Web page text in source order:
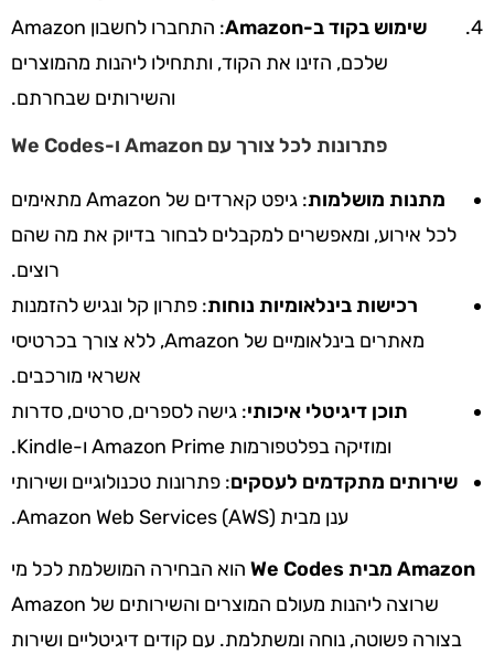
שימוש בקוד ב-Amazon
: התחברו לחשבון Amazon
שלכם, הזינו את הקוד, ותתחילו ליהנות מהמוצרים
והשירותים שבחרתם.
פתרונות לכל צורך עם Amazon ו-We Codes
מתנות מושלמות
: גיפט קארדים של Amazon מתאימים
לכל אירוע, ומאפשרים למקבלים לבחור בדיוק את מה שהם
רוצים.
רכישות בינלאומיות נוחות: פתרון קל ונגיש להזמנות
מאתרים בינלאומיים של Amazon, ללא צורך בכרטיסי
אשראי מורכבים.
תוכן דיגיטלי איכותי: גישה לספרים, סרטים, סדרות
ומוזיקה בפלטפורמות Amazon Prime ו-Kindle.
שירותים מתקדמים לעסקים: פתרונות טכנולוגיים ושירותי
ענן מבית Amazon Web Services (AWS).
Amazon מבית We Codes
הוא הבחירה המושלמת לכל מי
שרוצה ליהנות מעולם המוצרים והשירותים של Amazon
בצורה פשוטה, נוחה ומשתלמת. עם קודים דיגיטליים ושירות